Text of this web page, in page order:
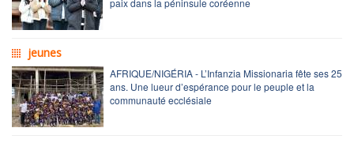
paix dans la péninsule coréenne
jeunes
AFRIQUE/NIGÉRIA - L’Infanzia Missionaria fête ses 25
ans. Une lueur d’espérance pour le peuple et la
communauté ecclésiale